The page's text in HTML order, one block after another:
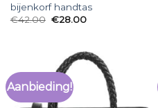
bijenkorf handtas
€42.00 €28.00
Aanbieding!